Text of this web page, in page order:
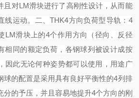
且对LM滑块进行了高刚性设计，从而能
线运动。
二、THK4方向负荷型导轨： 4
LM滑块上的4个作用方向（径向、反径
相同的额定负荷，各钢球列被设计成按
因此无论何种姿势都可以使用，用途广
球的配置是采用具有良好平衡性的4列排
分的予压，并且容易地提升4个方向的刚